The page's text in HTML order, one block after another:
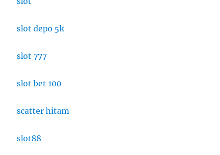
slot depo 5k
slot 777
slot bet 100
scatter hitam
slot88